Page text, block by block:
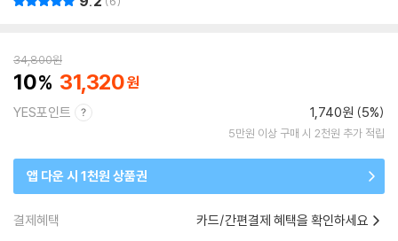
34,800원
10 31,320
YES포인트 1,740원 (5%)
5만원 이상 구매 시 2천원 추가 적립
앱 다운 시 1천원 상품권
결제혜택 카드/간편결제 혜택을 확인하세요